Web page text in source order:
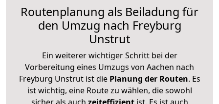
Routenplanung als Beiladung für
den Umzug nach Freyburg
Unstrut
Ein weiterer wichtiger Schritt bei der
Vorbereitung eines Umzugs von Aachen nach
Freyburg Unstrut ist diePlanung der Routen. Es
ist wichtig, eine Route zu wählen, die sowohl